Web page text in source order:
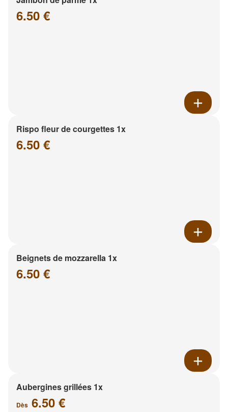
6.50 €
Rispo fleur de courgettes 1x
6.50 €
Beignets de mozzarella 1x
6.50 €
Aubergines grillées 1x
Dès 6.50 €